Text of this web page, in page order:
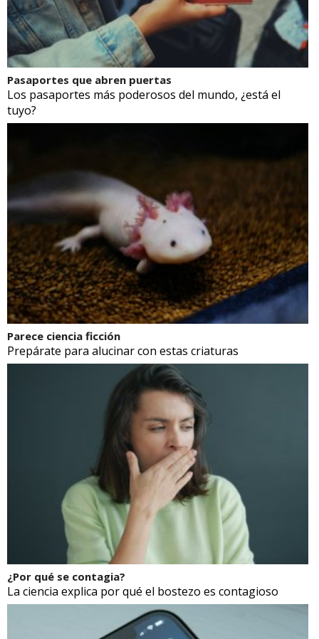
Pasaportes que abren puertas
Los pasaportes más poderosos del mundo, ¿está el
tuyo?
Parece ciencia ficción
Prepárate para alucinar con estas criaturas
¿Por qué se contagia?
La ciencia explica por qué el bostezo es contagioso